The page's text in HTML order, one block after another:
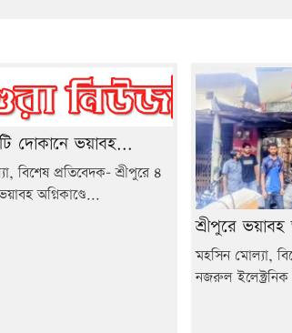
দোকানে ভয়াবহ...
বিশেষ প্রতিবেদক- শ্রীপুরে ৪
অগ্নিকাণ্ডে...
শ্রীপুরে
মহসিন মোল্যা,
নজরুল